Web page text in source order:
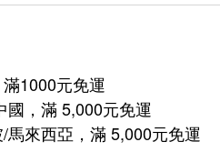
1000元免運
國，滿 5,000元免運
/馬來西亞，滿 5,000元免運